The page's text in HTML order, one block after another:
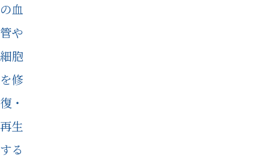
の血
管や
細胞
を修
復・
再生
する